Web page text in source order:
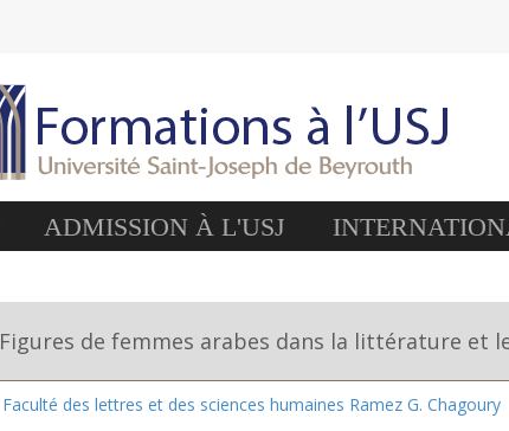
ADMISSION À L'USJ
Figures de femmes arabes dans la littérature et
Faculté des lettres et des sciences humaines Ramez G. Chagoury